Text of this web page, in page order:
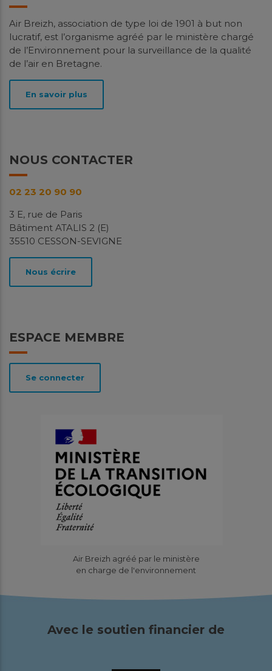
ESPACE MEMBRE
Se connecter
Air Breizh, association de type loi de 1901 à but non
lucratif, est l’organisme agréé par le ministère chargé
de l’Environnement pour la surveillance de la qualité
de l’air en Bretagne.
En savoir plus
NOUS CONTACTER
02 23 20 90 90
3 E, rue de Paris
Bâtiment ATALIS 2 (E)
35510 CESSON-SEVIGNE
Nous écrire
Air Breizh agréé par le ministère
en charge de l'environnement
Avec le soutien financier de